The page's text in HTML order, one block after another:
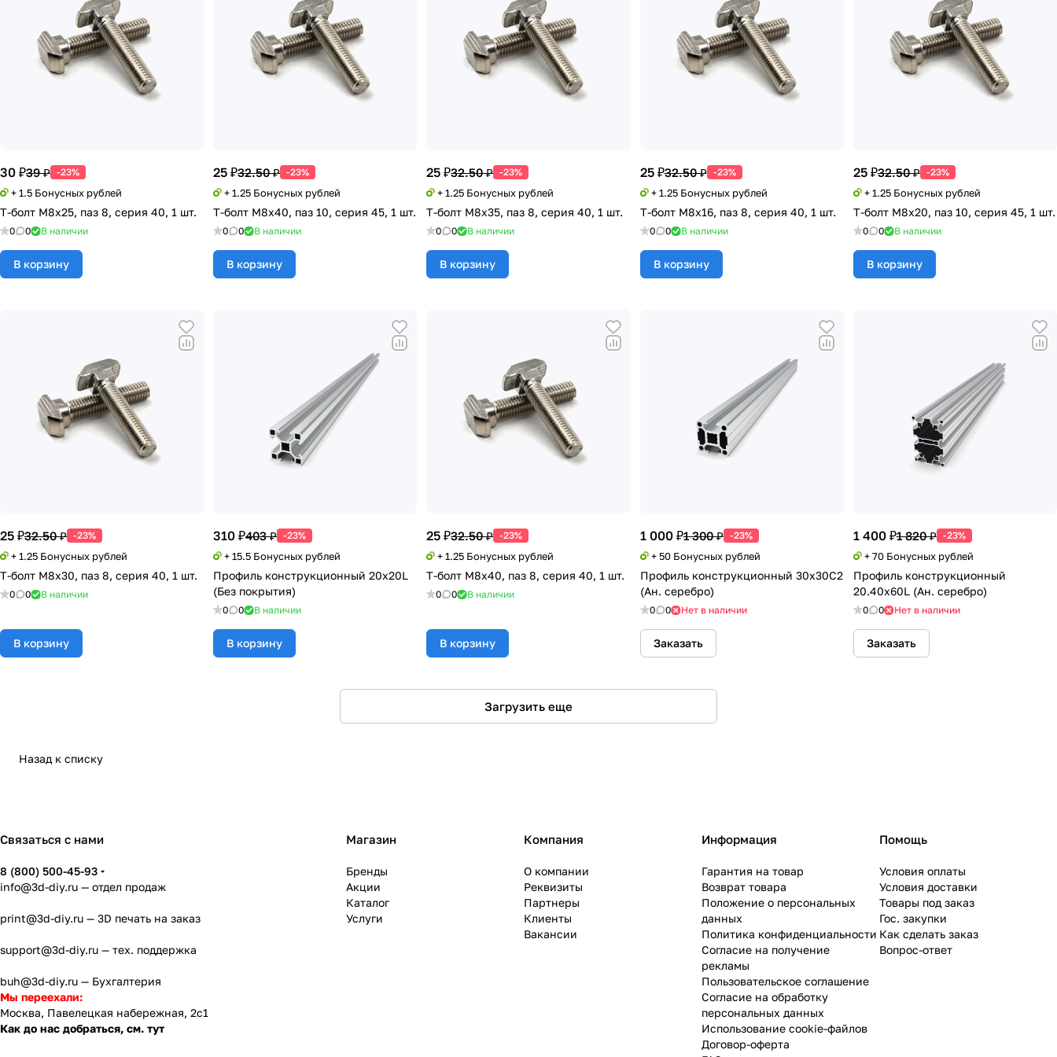
30 ₽39 ₽ -23%
+ 1.5 Бонусных рублей
Т-болт М8х25, паз 8, серия 40, 1 шт.
0 0 В наличии
В корзину
25 ₽32.50 ₽ -23%
+ 1.25 Бонусных рублей
Т-болт М8х40, паз 10, серия 45, 1 шт.
0 0 В наличии
В корзину
25 ₽32.50 ₽ -23%
+ 1.25 Бонусных рублей
Т-болт М8х35, паз 8, серия 40, 1 шт.
0 0 В наличии
В корзину
25 ₽32.50 ₽ -23%
+ 1.25 Бонусных рублей
Т-болт М8х16, паз 8, серия 40, 1 шт.
0 0 В наличии
В корзину
25 ₽32.50 ₽ -23%
+ 1.25 Бонусных рублей
Т-болт М8х20, паз 10, серия 45, 1 шт.
0 0 В наличии
В корзину
25 ₽32.50 ₽ -23%
+ 1.25 Бонусных рублей
Т-болт М8х30, паз 8, серия 40, 1 шт.
0 0 В наличии
В корзину
310 ₽403 ₽ -23%
+ 15.5 Бонусных рублей
Профиль конструкционный 20х20L
(Без покрытия)
0 0 В наличии
В корзину
25 ₽32.50 ₽ -23%
+ 1.25 Бонусных рублей
Т-болт М8х40, паз 8, серия 40, 1 шт.
0 0 В наличии
В корзину
1 000 ₽1 300 ₽ -23%
+ 50 Бонусных рублей
Профиль конструкционный 30х30С2
(Ан. серебро)
0 0 Нет в наличии
Заказать
1 400 ₽1 820 ₽ -23%
+ 70 Бонусных рублей
Профиль конструкционный
20.40х60L (Ан. серебро)
0 0 Нет в наличии
Заказать
Загрузить еще
Назад к списку
Связаться с нами
8 (800) 500-45-93
info@3d-diy.ru — отдел продаж
print@3d-diy.ru — 3D печать на заказ
support@3d-diy.ru — тех. поддержка
buh@3d-diy.ru — Бухгалтерия
Мы переехали:
Москва, Павелецкая набережная, 2с1
Как до нас добраться, см. тут
Магазин
Бренды
Акции
Каталог
Услуги
Компания
О компании
Реквизиты
Партнеры
Клиенты
Вакансии
Информация
Гарантия на товар
Возврат товара
Положение о персональных
данных
Политика конфиденциальности
Согласие на получение
рекламы
Пользовательское соглашение
Согласие на обработку
персональных данных
Использование cookie-файлов
Договор-оферта
Помощь
Условия оплаты
Условия доставки
Товары под заказ
Гос. закупки
Как сделать заказ
Вопрос-ответ